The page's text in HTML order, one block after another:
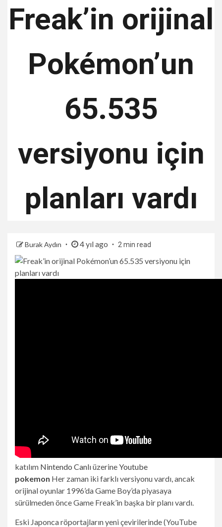
Freak’in orijinal
Pokémon’un
65.535
versiyonu için
planları vardı
Burak Aydın 4 yıl ago 2 min read
katılım Nintendo CanlıüzerineYoutube
pokemon Her zaman iki farklı versiyonu vardı, ancak
orijinal oyunlar 1996’da Game Boy’da piyasaya
sürülmeden önce Game Freak’in başka bir planı vardı.
Eski Japonca röportajların yeni çevirilerinde (YouTube